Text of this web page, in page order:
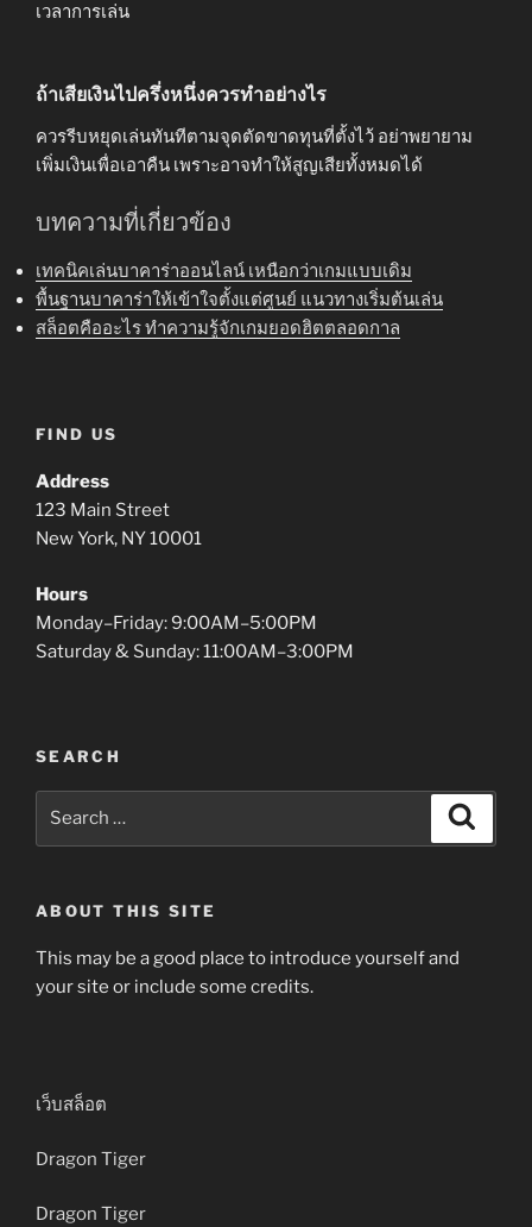
เวลาการเล่น
ถ้าเสียเงินไปครึ่งหนึ่งควรทำอย่างไร
ควรรีบหยุดเล่นทันทีตามจุดตัดขาดทุนที่ตั้งไว้ อย่าพยายาม
เพิ่มเงินเพื่อเอาคืน เพราะอาจทำให้สูญเสียทั้งหมดได้
บทความที่เกี่ยวข้อง
เทคนิคเล่นบาคาร่าออนไลน์ เหนือกว่าเกมแบบเดิม
พื้นฐานบาคาร่าให้เข้าใจตั้งแต่ศูนย์ แนวทางเริ่มต้นเล่น
สล็อตคืออะไร ทำความรู้จักเกมยอดฮิตตลอดกาล
FIND US
Address
123 Main Street
New York, NY 10001
Hours
Monday–Friday: 9:00AM–5:00PM
Saturday & Sunday: 11:00AM–3:00PM
SEARCH
ABOUT THIS SITE
This may be a good place to introduce yourself and
your site or include some credits.
เว็บสล็อต
Dragon Tiger
Dragon Tiger